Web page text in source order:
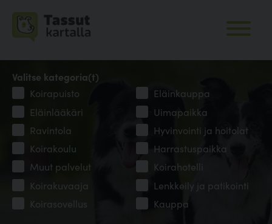
Valitse kategoria(t)
Koirapuisto
Eläinkauppa
Eläinlääkäri
Uimapaikka
Ravintola
Hyvinvointi ja hoitolat
Koirakoulu
Harrastuspaikka
Muut palvelut
Koirahotelli
Koirakuvaaja
Lenkkeily ja patikointi
Koirasovellus
Kauppa